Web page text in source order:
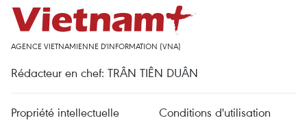
AGENCE VIETNAMIENNE D'INFORMATION (VNA)
Rédacteur en chef: TRÂN TIÊN DUÂN
Propriété intellectuelle
Conditions d'utilisation